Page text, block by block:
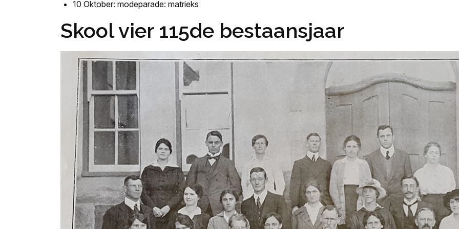
10 Oktober: modeparade: matrieks
Skool vier 115de bestaansjaar